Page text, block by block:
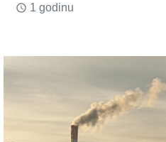
access_time 1 godinu